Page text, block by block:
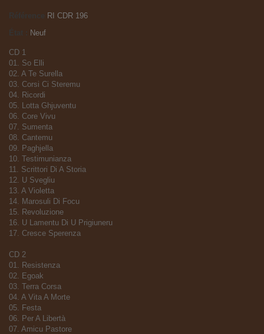
Référence
RI CDR 196
Neuf
CD 1
01. So Elli
02. A Te Surella
03. Corsi Ci Steremu
04. Ricordi
05. Lotta Ghjuventu
06. Core Vivu
07. Sumenta
08. Cantemu
09. Paghjella
10. Testimunianza
11. Scrittori Di A Storia
12. U Svegliu
13. A Violetta
14. Marosuli Di Focu
15. Revoluzione
16. U Lamentu Di U Prigiuneru
17. Cresce Sperenza
CD 2
01. Resistenza
02. Egoak
03. Terra Corsa
04. A Vita A Morte
05. Festa
06. Per A Libertà
07. Amicu Pastore